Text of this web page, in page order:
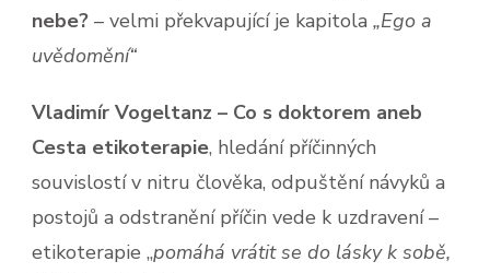
nebe? – velmi překvapující je kapitola „Ego a
uvědomění“
Vladimír Vogeltanz – Co s doktorem aneb
Cesta etikoterapie, hledání příčinných
souvislostí v nitru člověka, odpuštění návyků a
postojů a odstranění příčin vede k uzdravení –
etikoterapie „pomáhá vrátit se do lásky k sobě,